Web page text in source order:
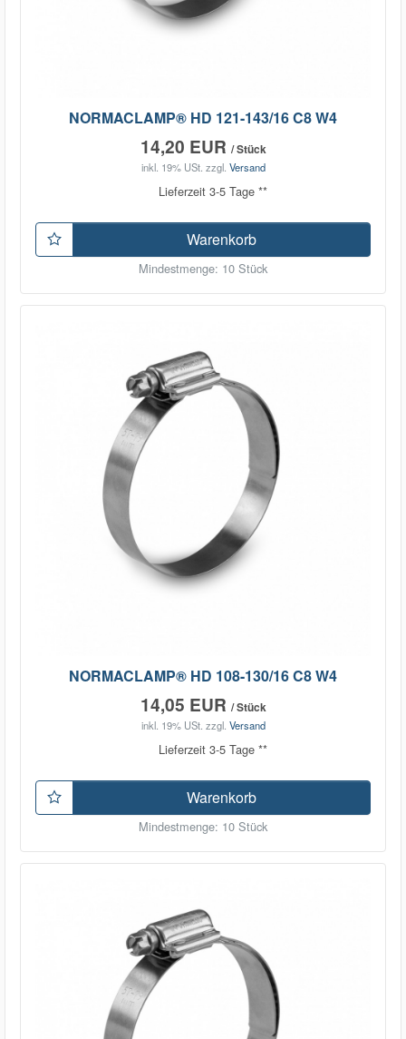
NORMACLAMP® HD 121-143/16 C8 W4
14,20 EUR / Stück
inkl. 19% USt. zzgl. Versand
Lieferzeit 3-5 Tage **
Warenkorb
Mindestmenge: 10 Stück
NORMACLAMP® HD 108-130/16 C8 W4
14,05 EUR / Stück
inkl. 19% USt. zzgl. Versand
Lieferzeit 3-5 Tage **
Warenkorb
Mindestmenge: 10 Stück